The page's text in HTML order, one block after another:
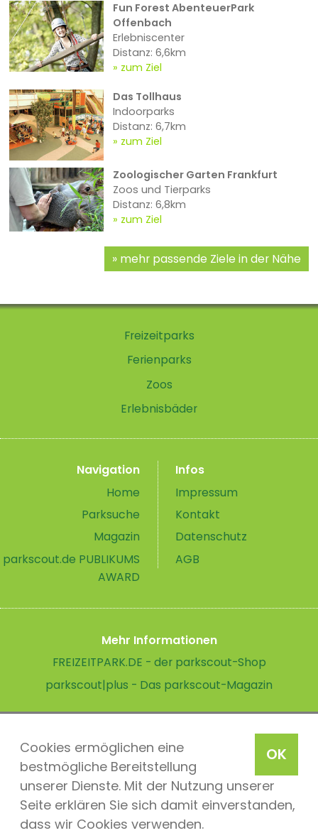
OK
Cookies ermöglichen eine
bestmögliche Bereitstellung
unserer Dienste. Mit der Nutzung unserer
Seite erklären Sie sich damit einverstanden,
dass wir Cookies verwenden.
Fun Forest AbenteuerPark
Offenbach
Erlebniscenter
Distanz: 6,6km
zum Ziel
Das Tollhaus
Indoorparks
Distanz: 6,7km
zum Ziel
Zoologischer Garten Frankfurt
Zoos und Tierparks
Distanz: 6,8km
zum Ziel
mehr passende Ziele in der Nähe
Freizeitparks
Ferienparks
Zoos
Erlebnisbäder
Navigation
Home
Parksuche
Magazin
parkscout.de PUBLIKUMS
AWARD
Infos
Impressum
Kontakt
Datenschutz
AGB
Mehr Informationen
FREIZEITPARK.DE - der parkscout-Shop
parkscout|plus - Das parkscout-Magazin